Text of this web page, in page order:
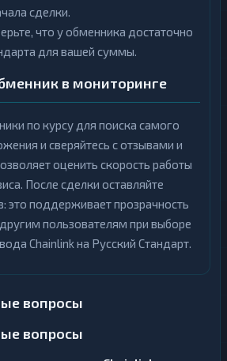
сделки.
что у обменника достаточно
для вашей суммы.
в мониторинге
по курсу для поиска самого
и сверяйтесь с отзывами и
оценить скорость работы
После сделки оставляйте
это поддерживает прозрачность
пользователям при выборе
Chainlink на Русский Стандарт.
вопросы
вопросы